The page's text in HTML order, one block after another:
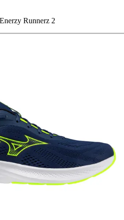
Runnerz 2